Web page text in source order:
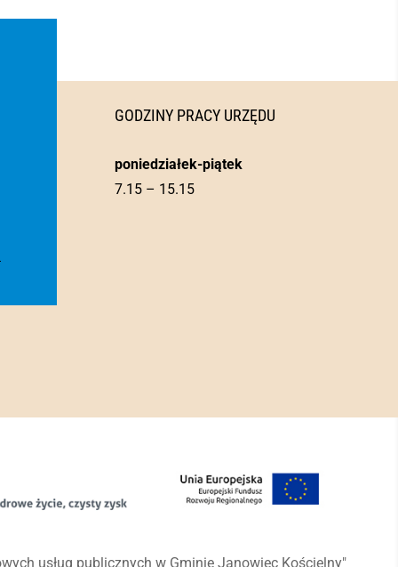
GODZINY PRACY URZĘDU
poniedziałek-piątek
7.15 – 15.15
usług publicznych w Gminie Janowiec Kościelny"